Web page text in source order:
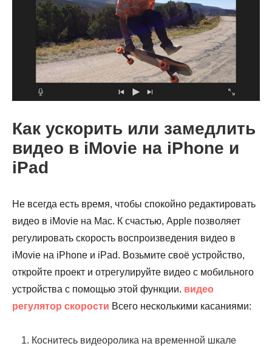
Как ускорить или замедлить
видео в iMovie на iPhone и
iPad
Не всегда есть время, чтобы спокойно редактировать
видео в iMovie на Mac. К счастью, Apple позволяет
регулировать скорость воспроизведения видео в
iMovie на iPhone и iPad. Возьмите своё устройство,
откройте проект и отрегулируйте видео с мобильного
устройства с помощью этой функции. видео
регулятор скорости Всего несколькими касаниями:
1. Коснитесь видеоролика на временной шкале